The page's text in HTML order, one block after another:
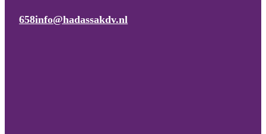
658info@hadassakdv.nl